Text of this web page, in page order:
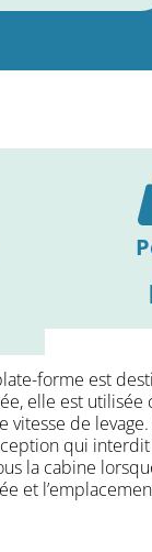
forme est
elle est
de
qui
la cabine
et